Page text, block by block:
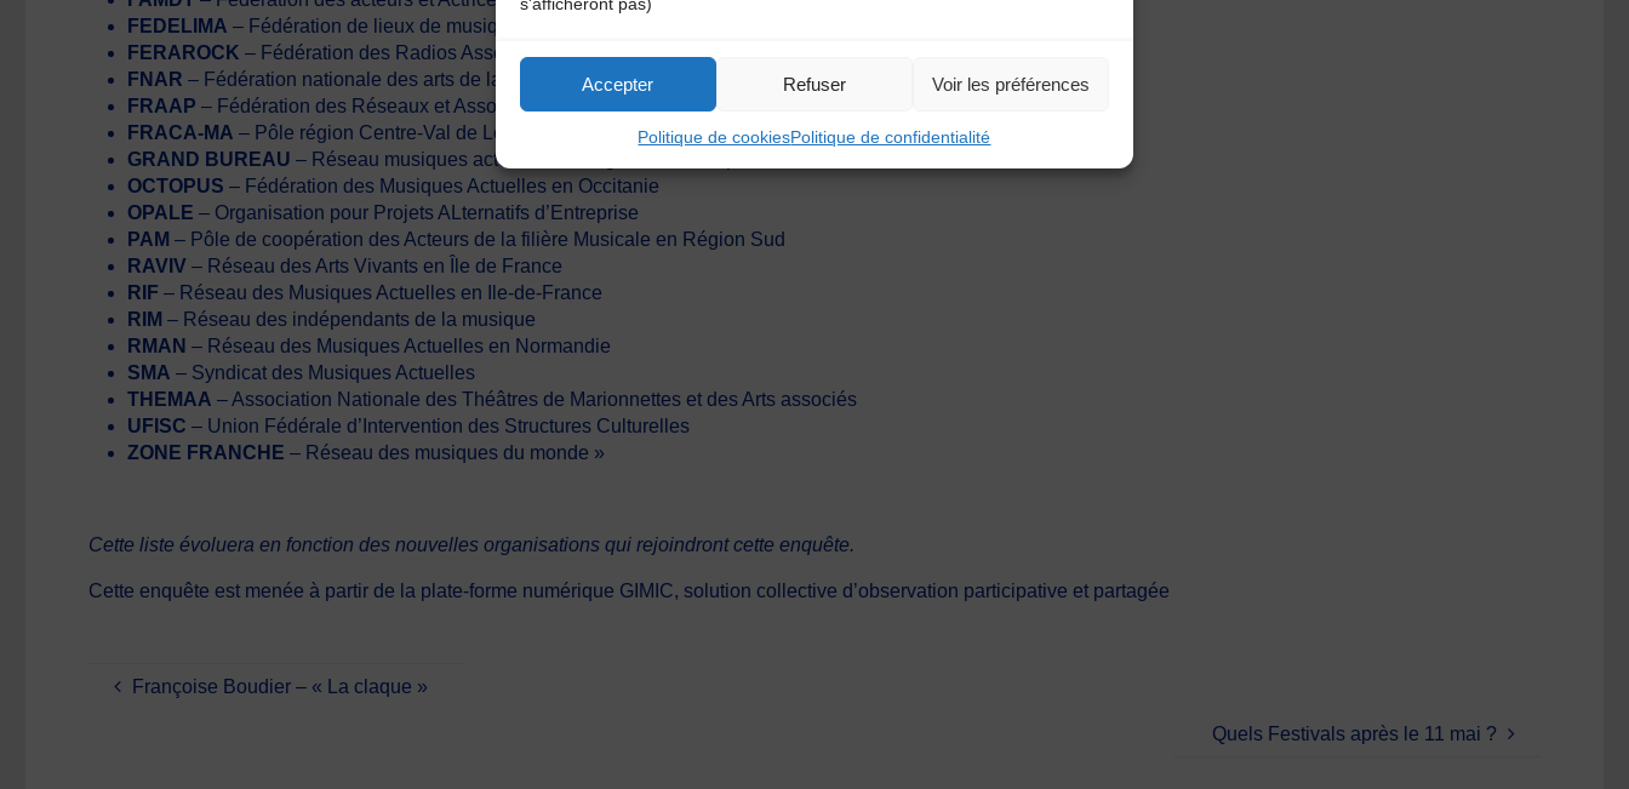
Accepter Refuser Voir les préférences
Politique de cookiesPolitique de confidentialité
FEDELIMA – Fédération de lieux de musiques actuelles
FERAROCK – Fédération des Radios Associatives Musiques actuelles
FNAR – Fédération nationale des arts de la rue
FRAAP – Fédération des Réseaux et Associations d’Artistes Plasticiens
FRACA-MA – Pôle région Centre-Val de Loire musiques actuelles
GRAND BUREAU – Réseau musiques actuelles Auvergne-Rhône-Alpes
OCTOPUS – Fédération des Musiques Actuelles en Occitanie
OPALE – Organisation pour Projets ALternatifs d’Entreprise
PAM – Pôle de coopération des Acteurs de la filière Musicale en Région Sud
RAVIV – Réseau des Arts Vivants en Île de France
RIF – Réseau des Musiques Actuelles en Ile-de-France
RIM – Réseau des indépendants de la musique
RMAN – Réseau des Musiques Actuelles en Normandie
SMA – Syndicat des Musiques Actuelles
THEMAA – Association Nationale des Théâtres de Marionnettes et des Arts associés
UFISC – Union Fédérale d’Intervention des Structures Culturelles
ZONE FRANCHE – Réseau des musiques du monde »
Cette liste évoluera en fonction des nouvelles organisations qui rejoindront cette enquête.
Cette enquête est menée à partir de la plate-forme numérique GIMIC, solution collective d’observation participative et partagée
Françoise Boudier – « La claque »
Quels Festivals après le 11 mai ?